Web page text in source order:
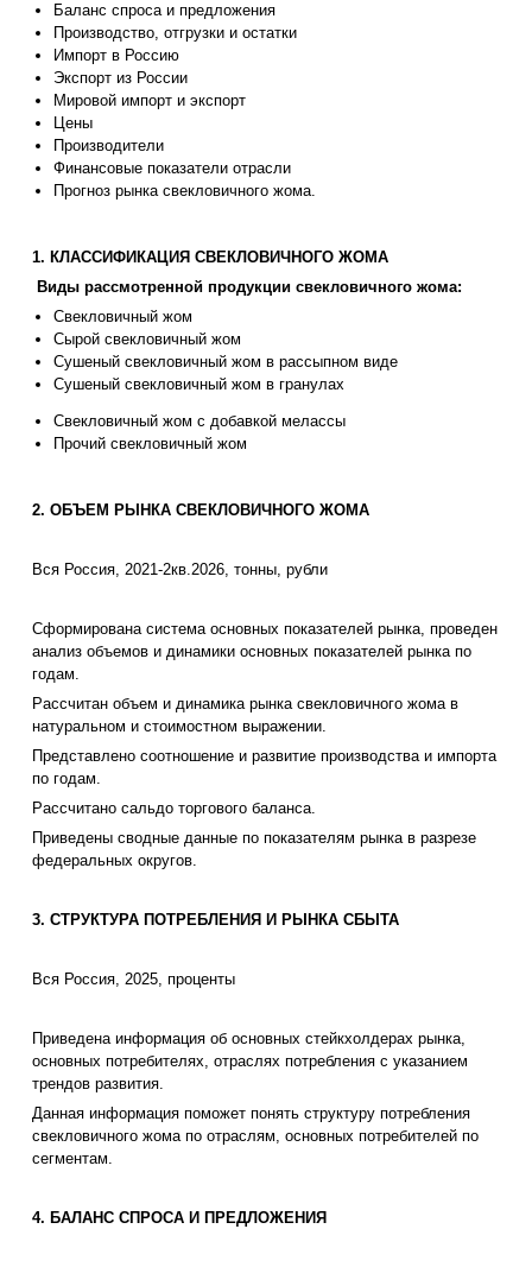
Баланс спроса и предложения
Производство, отгрузки и остатки
Импорт в Россию
Экспорт из России
Мировой импорт и экспорт
Цены
Производители
Финансовые показатели отрасли
Прогноз рынка свекловичного жома.
1. КЛАССИФИКАЦИЯ СВЕКЛОВИЧНОГО ЖОМА
Виды рассмотренной продукции свекловичного жома:
Свекловичный жом
Сырой свекловичный жом
Сушеный свекловичный жом в рассыпном виде
Сушеный свекловичный жом в гранулах
Свекловичный жом с добавкой мелассы
Прочий свекловичный жом
2. ОБЪЕМ РЫНКА СВЕКЛОВИЧНОГО ЖОМА
Вся Россия, 2021-2кв.2026, тонны, рубли
Сформирована система основных показателей рынка, проведен
анализ объемов и динамики основных показателей рынка по
годам.
Рассчитан объем и динамика рынка свекловичного жома в
натуральном и стоимостном выражении.
Представлено соотношение и развитие производства и импорта
по годам.
Рассчитано сальдо торгового баланса.
Приведены сводные данные по показателям рынка в разрезе
федеральных округов.
3. СТРУКТУРА ПОТРЕБЛЕНИЯ И РЫНКА СБЫТА
Вся Россия, 2025, проценты
Приведена информация об основных стейкхолдерах рынка,
основных потребителях, отраслях потребления с указанием
трендов развития.
Данная информация поможет понять структуру потребления
свекловичного жома по отраслям, основных потребителей по
сегментам.
4. БАЛАНС СПРОСА И ПРЕДЛОЖЕНИЯ